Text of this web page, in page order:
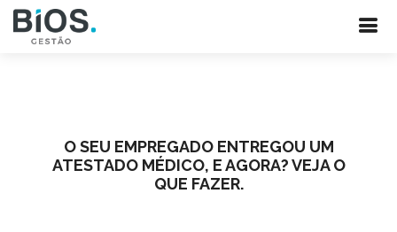
O SEU EMPREGADO ENTREGOU UM
ATESTADO MÉDICO, E AGORA? VEJA O
QUE FAZER.